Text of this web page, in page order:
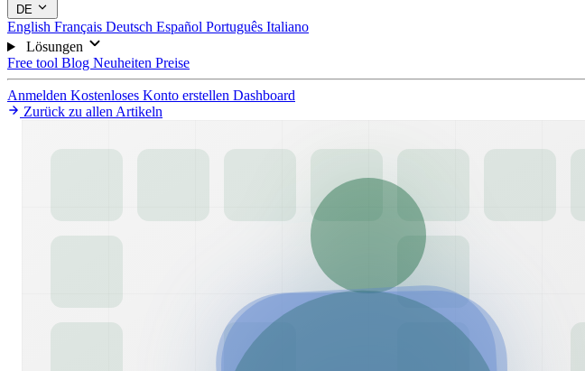
DE
English Français Deutsch Español Português Italiano
Lösungen
Free tool Blog Neuheiten Preise
Anmelden Kostenloses Konto erstellen Dashboard
Zurück zu allen Artikeln